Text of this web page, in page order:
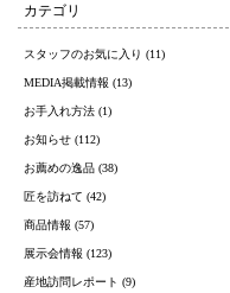
カテゴリ
スタッフのお気に入り (11)
MEDIA掲載情報 (13)
お手入れ方法 (1)
お知らせ (112)
お薦めの逸品 (38)
匠を訪ねて (42)
商品情報 (57)
展示会情報 (123)
産地訪問レポート (9)